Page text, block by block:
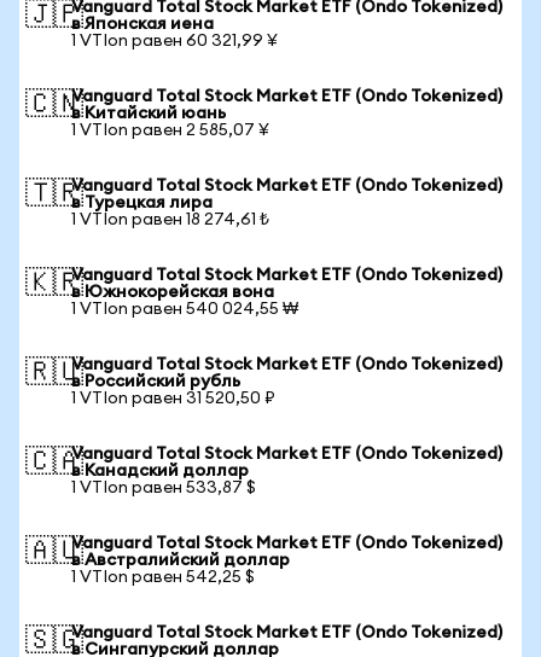
🇯🇵Vanguard Total Stock Market ETF (Ondo Tokenized)
в Японская иена
1 VTIon равен 60 321,99 ¥
🇨🇳Vanguard Total Stock Market ETF (Ondo Tokenized)
в Китайский юань
1 VTIon равен 2 585,07 ¥
🇹🇷Vanguard Total Stock Market ETF (Ondo Tokenized)
в Турецкая лира
1 VTIon равен 18 274,61 ₺
🇰🇷Vanguard Total Stock Market ETF (Ondo Tokenized)
в Южнокорейская вона
1 VTIon равен 540 024,55 ₩
🇷🇺Vanguard Total Stock Market ETF (Ondo Tokenized)
в Российский рубль
1 VTIon равен 31 520,50 ₽
🇨🇦Vanguard Total Stock Market ETF (Ondo Tokenized)
в Канадский доллар
1 VTIon равен 533,87 $
🇦🇺Vanguard Total Stock Market ETF (Ondo Tokenized)
в Австралийский доллар
1 VTIon равен 542,25 $
🇸🇬Vanguard Total Stock Market ETF (Ondo Tokenized)
в Сингапурский доллар